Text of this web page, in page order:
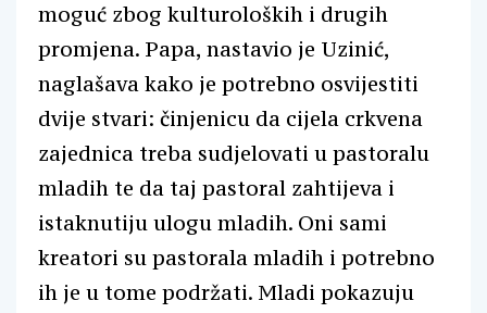
moguć zbog kulturoloških i drugih
promjena. Papa, nastavio je Uzinić,
naglašava kako je potrebno osvijestiti
dvije stvari: činjenicu da cijela crkvena
zajednica treba sudjelovati u pastoralu
mladih te da taj pastoral zahtijeva i
istaknutiju ulogu mladih. Oni sami
kreatori su pastorala mladih i potrebno
ih je u tome podržati. Mladi pokazuju